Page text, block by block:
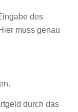
des
muss genau
durch das